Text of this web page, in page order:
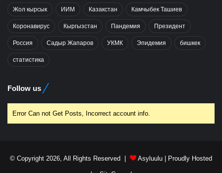
Жол кырсык ИИМ Казакстан Камчыбек Ташиев
Коронавирус Кыргызстан Пандемия Президент
Россия Садыр Жапаров УКМК Эпидемия бишкек
статистика
Follow us
Error Can not Get Posts, Incorrect account info.
© Copyright 2026, All Rights Reserved | Asyluulu | Proudly Hosted